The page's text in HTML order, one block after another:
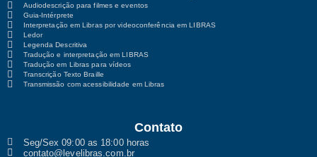
Audiodescrição para filmes e eventos
Guia-Intérprete
Interpretação em Libras por videoconferência em LIBRAS
Ledor
Legenda Descritiva
Tradução e interpretação em LIBRAS
Tradução em Libras para vídeos
Transcrição Texto Braille
Transmissão com acessibilidade em Libras
Contato
Seg/Sex 09:00 as 18:00 horas
contato@levelibras.com.br